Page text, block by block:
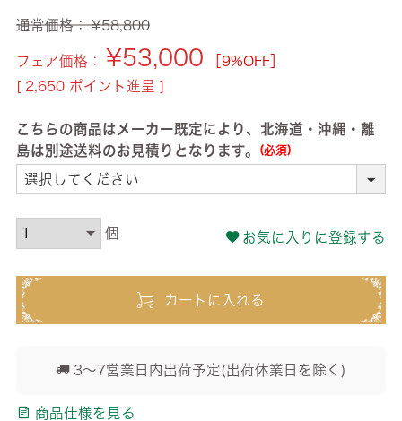
通常価格： ¥58,800
フェア価格： ¥53,000
［9%OFF］
[ 2,650 ポイント進呈 ]
こちらの商品はメーカー既定により、北海道・沖縄・離
島は別途送料のお見積りとなります。
(必須)
お気に入りに登録する
カートに入れる
3～7営業日内出荷予定(出荷休業日を除く)
商品仕様を見る